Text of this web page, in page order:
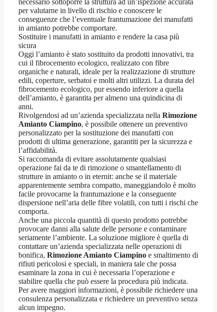
per valutarne in livello di rischio e conoscere le
conseguenze che l’eventuale frantumazione dei manufatti
in amianto potrebbe comportare.
Sostituire i manufatti in amianto e rendere la casa più
sicura
Oggi l’amianto è stato sostituito da prodotti innovativi, tra
cui il fibrocemento ecologico, realizzato con fibre
organiche e naturali, ideale per la realizzazione di strutture
edili, coperture, serbatoi e molti altri utilizzi. La durata del
fibrocemento ecologico, pur essendo inferiore a quella
dell’amianto, è garantita per almeno una quindicina di
anni.
Rivolgendosi ad un’azienda specializzata nella Rimozione
Amianto Ciampino, è possibile ottenere un preventivo
personalizzato per la sostituzione dei manufatti con
prodotti di ultima generazione, garantiti per la sicurezza e
l’affidabilità.
Si raccomanda di evitare assolutamente qualsiasi
operazione fai da te di rimozione o smantellamento di
strutture in amianto o in eternit: anche se il materiale
apparentemente sembra compatto, maneggiandolo è molto
facile provocarne la frantumazione e la conseguente
dispersione nell’aria delle fibre volatili, con tutti i rischi che
comporta.
Anche una piccola quantità di questo prodotto potrebbe
provocare danni alla salute delle persone e contaminare
seriamente l’ambiente. La soluzione migliore è quella di
contattare un’azienda specializzata nelle operazioni di
bonifica, Rimozione Amianto Ciampino e smaltimento di
rifiuti pericolosi e speciali, in maniera tale che possa
esaminare la zona in cui è necessaria l’operazione e
stabilire quella che può essere la procedura più indicata.
Per avere maggiori informazioni, è possibile richiedere una
consulenza personalizzata e richiedere un preventivo senza
alcun impegno.